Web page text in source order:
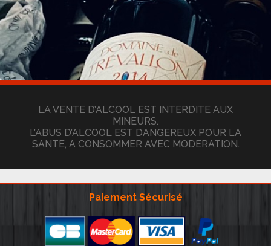
LA VENTE D’ALCOOL EST INTERDITE AUX
MINEURS.
L’ABUS D’ALCOOL EST DANGEREUX POUR LA
SANTE, A CONSOMMER AVEC MODERATION.
Paiement Sécurisé